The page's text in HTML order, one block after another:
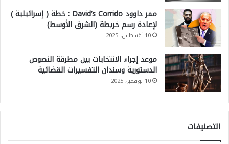
ممر داوود David’s Corrido : خطة ( إسرائيلية )
لإعادة رسم خريطة (الشرق الأوسط)
10 أغسطس، 2025
موعد إجراء الانتخابات بين مطرقة النصوص
الدستورية وسندان التفسيرات القضائية
10 نوفمبر، 2025
التصنيفات